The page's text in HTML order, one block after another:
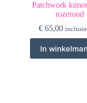
Patchwork
rozerood
€65,00
In